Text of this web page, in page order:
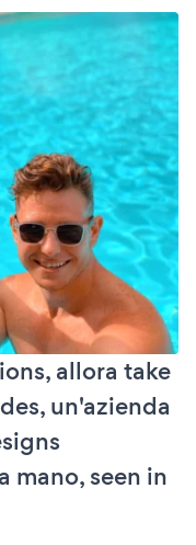
allora take
un'azienda
mano, seen in